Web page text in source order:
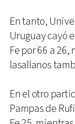
En tanto,
Uruguay cayó
Fe por 66 a
lasallanos
En el otro
Pampas de